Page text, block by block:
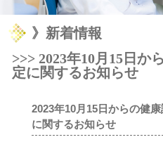
》新着情報
>>> 2023年10月15日か
定に関するお知らせ
2023年10月15日からの健
に関するお知らせ